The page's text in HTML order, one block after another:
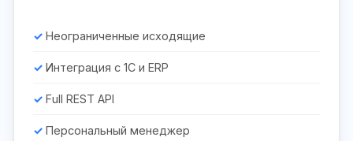
Неограниченные исходящие
Интеграция с 1С и ERP
Full REST API
Персональный менеджер